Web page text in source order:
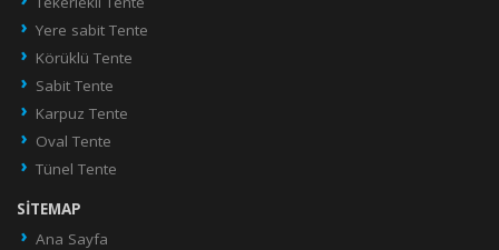
Yere sabit Tente
Körüklü Tente
Sabit Tente
Karpuz Tente
Oval Tente
Tünel Tente
SITEMAP
Ana Sayfa